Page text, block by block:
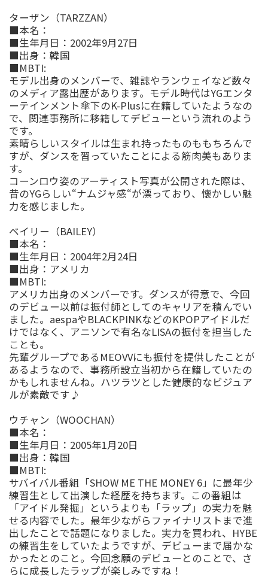
ターザン （TARZZAN）
■本名：
■生年月日： 2002年9月27日
■出身： 韓国
■MBTI:
モデル出身のメンバーで、雑誌やランウェイなど数々
のメディア露出歴があります。モデル時代はYGエンタ
ーテインメント傘下のK-Plusに在籍していたようなの
で、関連事務所に移籍してデビューという流れのよう
です。
素晴らしいスタイルは生まれ持ったものももちろんで
すが、ダンスを習っていたことによる筋肉美もありま
す。
コーンロウ姿のアーティスト写真が公開された際は、
昔のYGらしい“ナムジャ感“が漂っており、懐かしい魅
力を感じました。
ベイリー （BAILEY）
■本名：
■生年月日： 2004年2月24日
■出身： アメリカ
■MBTI:
アメリカ出身のメンバーです。ダンスが得意で、今回
のデビュー以前は振付師としてのキャリアを積んでい
ました。 aespaやBLACKPINKなどのKPOPアイドルだ
けではなく、アニソンで有名なLISAの振付を担当した
ことも。
先輩グループである MEOVVにも振付を提供したことが
あるようなので、事務所設立当初から在籍していたの
かもしれませんね。ハツラツとした健康的なビジュア
ルが素敵です ♪
ウチャン （WOOCHAN）
■本名：
■生年月日： 2005年1月20日
■出身： 韓国
■MBTI:
サバイバル番組「SHOW ME THE MONEY 6」に最年少
練習生として出演した経歴を持ちます。この番組は
「アイドル発掘」というよりも「ラップ」の実力を魅
せる内容でした。最年少ながら ファイナリストまで進
出したことで話題になりました。実力を買われ、 HYBE
の練習生をしていたようですが、デビューまで届かな
かったとのこと。今回念願のデビューとのことで、さ
らに成長したラップが楽しみですね！